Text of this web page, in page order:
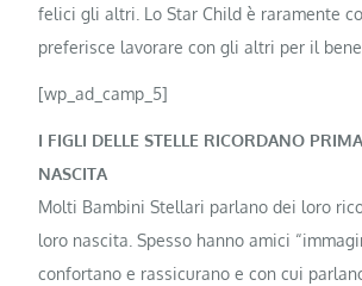
felici gli altri. Lo Star Child è raramente
preferisce lavorare con gli altri per il
[wp_ad_camp_5]
I FIGLI DELLE STELLE RICORDANO
NASCITA
Molti Bambini Stellari parlano dei loro
loro nascita. Spesso hanno amici
confortano e rassicurano e con cui